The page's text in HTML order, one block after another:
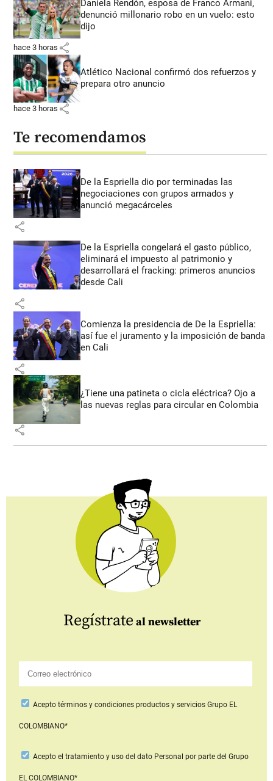
Daniela Rendón, esposa de Franco Armani,
denunció millonario robo en un vuelo: esto
dijo
hace 3 horas share
Atlético Nacional confirmó dos refuerzos y
prepara otro anuncio
hace 3 horas share
Te recomendamos
De la Espriella dio por terminadas las
negociaciones con grupos armados y
anunció megacárceles
share
De la Espriella congelará el gasto público,
eliminará el impuesto al patrimonio y
desarrollará el fracking: primeros anuncios
desde Cali
share
Comienza la presidencia de De la Espriella:
así fue el juramento y la imposición de banda
en Cali
share
¿Tiene una patineta o cicla eléctrica? Ojo a
las nuevas reglas para circular en Colombia
share
Regístrate al newsletter
Aceptotérminos y condiciones productos y serviciosGrupo EL
COLOMBIANO*
Acepto el tratamiento y uso del dato Personal por parte del Grupo
EL COLOMBIANO*